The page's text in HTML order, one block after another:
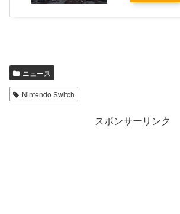
ニュース
Nintendo Switch
スポンサーリンク